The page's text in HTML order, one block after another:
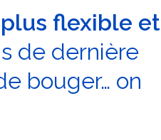
plus flexible et
de dernière
bouger… on